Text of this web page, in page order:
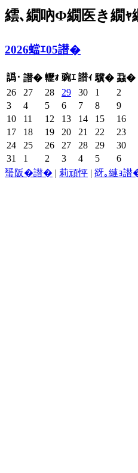
繧､繝吶Φ繝医き繝ｬ
2026蟷ｴ05譛�
譌･ 譛� 轣ｫ 豌ｴ 譛ｨ 驥� 蝨�
26
27 28 29 30 1
2
3
4 5 6 7 8
9
10
11 12 13 14 15
16
17
18 19 20 21 22
23
24
25 26 27 28 29
30
31
1 2 3 4 5
6
蜑阪�譛� | 莉頑怦 | 谺｡縺ｮ譛